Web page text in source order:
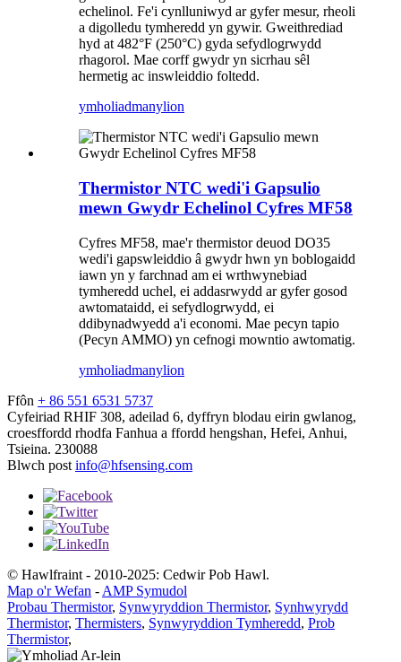
echelinol. Fe'i cynlluniwyd ar gyfer mesur, rheoli
a digolledu tymheredd yn gywir. Gweithrediad
hyd at 482°F (250°C) gyda sefydlogrwydd
rhagorol. Mae corff gwydr yn sicrhau sêl
hermetig ac inswleiddio foltedd.
ymholiadmanylion
Thermistor NTC wedi'i Gapsulio
mewn Gwydr Echelinol Cyfres MF58
Cyfres MF58, mae'r thermistor deuod DO35
wedi'i gapswleiddio â gwydr hwn yn boblogaidd
iawn yn y farchnad am ei wrthwynebiad
tymheredd uchel, ei addasrwydd ar gyfer gosod
awtomataidd, ei sefydlogrwydd, ei
ddibynadwyedd a'i economi. Mae pecyn tapio
(Pecyn AMMO) yn cefnogi mowntio awtomatig.
ymholiadmanylion
Ffôn + 86 551 6531 5737
Cyfeiriad RHIF 308, adeilad 6, dyffryn blodau eirin gwlanog,
croesffordd rhodfa Fanhua a ffordd hengshan, Hefei, Anhui,
Tsieina. 230088
Blwch post info@hfsensing.com
© Hawlfraint - 2010-2025: Cedwir Pob Hawl.
Map o'r Wefan - AMP Symudol
Probau Thermistor, Synwyryddion Thermistor, Synhwyrydd
Thermistor, Thermisters, Synwyryddion Tymheredd, Prob
Thermistor,